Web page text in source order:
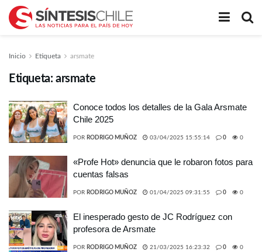
Inicio Etiqueta arsmate
Etiqueta: arsmate
Conoce todos los detalles de la Gala Arsmate
Chile 2025
POR RODRIGO MUÑOZ 03/04/2025 15:55:14 0 0
«Profe Hot» denuncia que le robaron fotos para
cuentas falsas
POR RODRIGO MUÑOZ 01/04/2025 09:31:55 0 0
El inesperado gesto de JC Rodríguez con
profesora de Arsmate
POR RODRIGO MUÑOZ 21/03/2025 16:23:32 0 0